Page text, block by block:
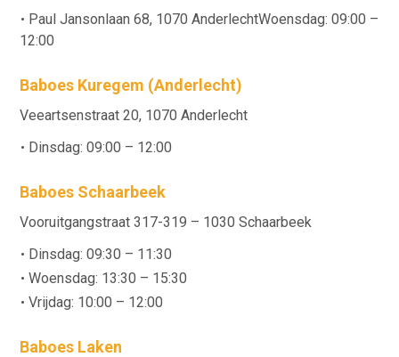
Paul Jansonlaan 68, 1070 AnderlechtWoensdag: 09:00 –
12:00
Baboes Kuregem (Anderlecht)
Veeartsenstraat 20, 1070 Anderlecht
Dinsdag: 09:00 – 12:00
Baboes Schaarbeek
Vooruitgangstraat 317-319 – 1030 Schaarbeek
Dinsdag: 09:30 – 11:30
Woensdag: 13:30 – 15:30
Vrijdag: 10:00 – 12:00
Baboes Laken